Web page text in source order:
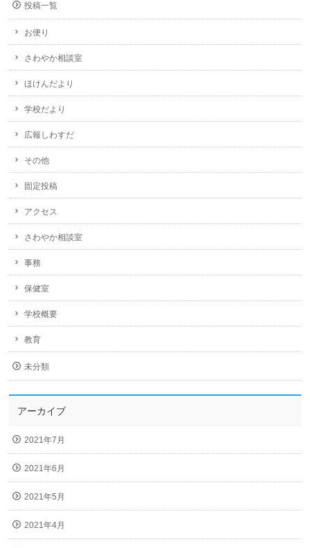
投稿一覧
お便り
さわやか相談室
ほけんだより
学校だより
広報しわすだ
その他
固定投稿
アクセス
さわやか相談室
事務
保健室
学校概要
教育
未分類
アーカイブ
2021年7月
2021年6月
2021年5月
2021年4月